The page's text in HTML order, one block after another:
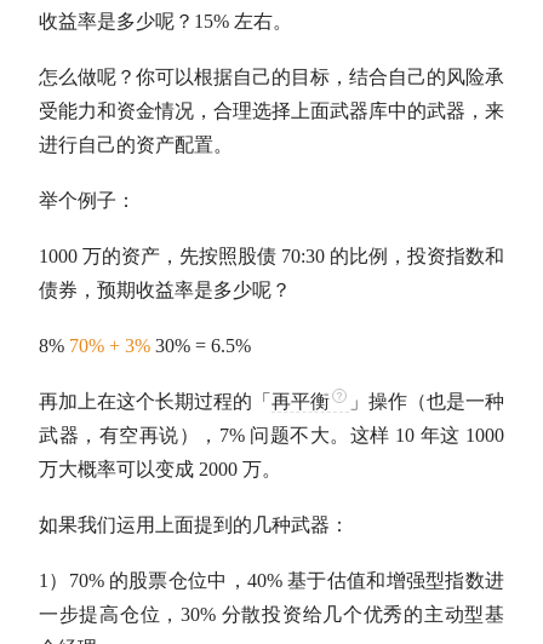
收益率是多少呢？15% 左右。
怎么做呢？你可以根据自己的目标，结合自己的风险承
受能力和资金情况，合理选择上面武器库中的武器，来
进行自己的资产配置。
举个例子：
1000 万的资产，先按照股债 70:30 的比例，投资指数和
债券，预期收益率是多少呢？
8% 70% + 3% 30% = 6.5%
再加上在这个长期过程的「 再平衡
」操作（也是一种
武器，有空再说），7% 问题不大。这样 10 年这 1000
万大概率可以变成 2000 万。
如果我们运用上面提到的几种武器：
1）70% 的股票仓位中，40% 基于估值和增强型指数进
一步提高仓位 ，30% 分散投资给几个优秀的主动型基